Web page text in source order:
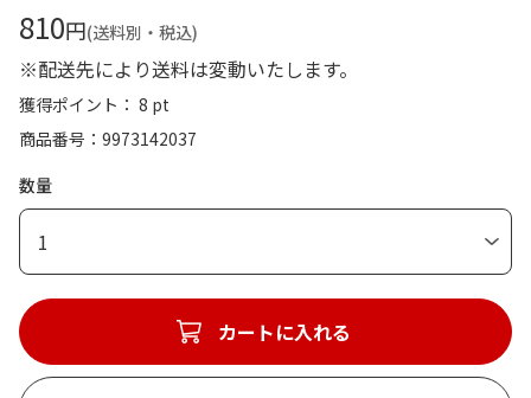
810円(送料別・税込)
※配送先により送料は変動いたします。
獲得ポイント： 8 pt
商品番号
9973142037
数量
1
カートに入れる